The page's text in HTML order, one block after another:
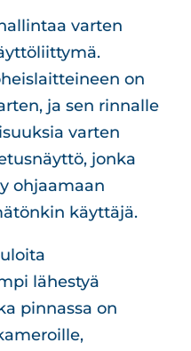
varten
on
ja sen rinnalle
varten
jonka
ohjaamaan
käyttäjä.
lähestyä
pinnassa on